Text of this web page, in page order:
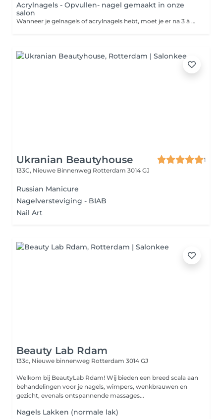
Acrylnagels - Opvullen- nagel gemaakt in onze
salon
Wanneer je gelnagels of acrylnagels hebt, moet je er na 3 à 4 weken toch echt aan geloven: je kunstnagels groeien mee met je natuurlijke nagels en er ontstaat uitgroei. Laat je kunstnagels dus op tijd opvullen om de ruimte tussen de nagelriem en je kunstnagel bij te werken en om je nagels weer mooi te krijgen.
Ukranian Beautyhouse
1
133C, Nieuwe Binnenweg Rotterdam 3014 GJ
Russian Manicure
Nagelversteviging - BIAB
Nail Art
Beauty Lab Rdam
133c, Nieuwe binnenweg Rotterdam 3014 GJ
Welkom bij BeautyLab Rdam! Wij bieden een breed scala aan
behandelingen voor je nagels, wimpers, wenkbrauwen en
gezicht, evenals ontspannende massages...
Nagels Lakken (normale lak)